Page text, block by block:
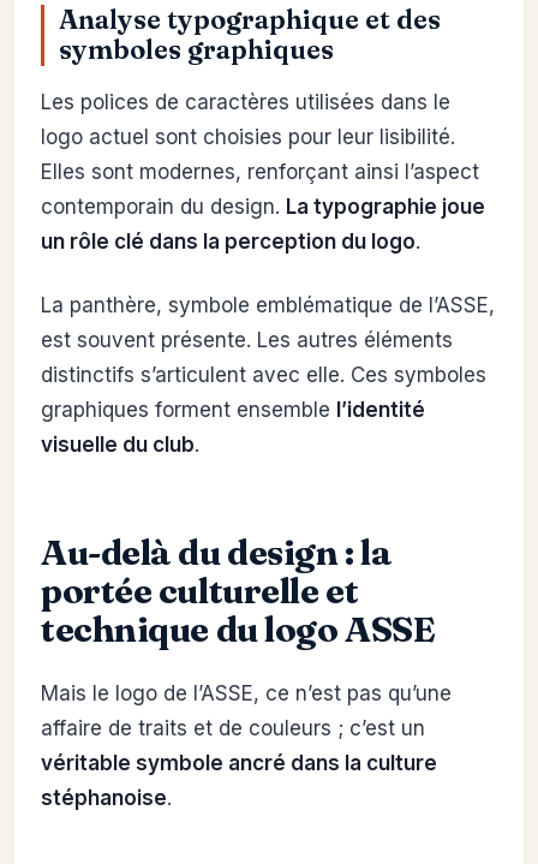
Analyse typographique et des
symboles graphiques
Les polices de caractères utilisées dans le
logo actuel sont choisies pour leur lisibilité.
Elles sont modernes, renforçant ainsi l’aspect
contemporain du design. La typographie joue
un rôle clé dans la perception du logo.
La panthère, symbole emblématique de l’ASSE,
est souvent présente. Les autres éléments
distinctifs s’articulent avec elle. Ces symboles
graphiques forment ensemble l’identité
visuelle du club.
Au-delà du design : la
portée culturelle et
technique du logo ASSE
Mais le logo de l’ASSE, ce n’est pas qu’une
affaire de traits et de couleurs ; c’est un
véritable symbole ancré dans la culture
stéphanoise.